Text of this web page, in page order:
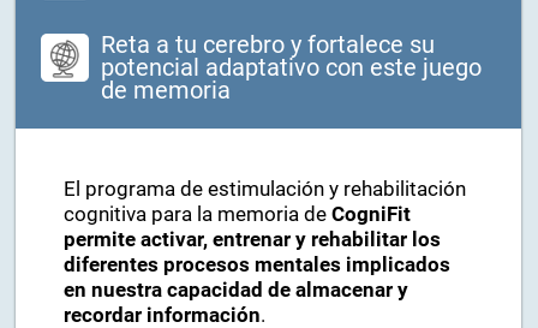
Reta a tu cerebro y fortalece su
potencial adaptativo con este juego
de memoria
El programa de estimulación y rehabilitación
cognitiva para la memoria deCogniFit
permite activar, entrenar y rehabilitar los
diferentes procesos mentales implicados
en nuestra capacidad de almacenar y
recordar información.